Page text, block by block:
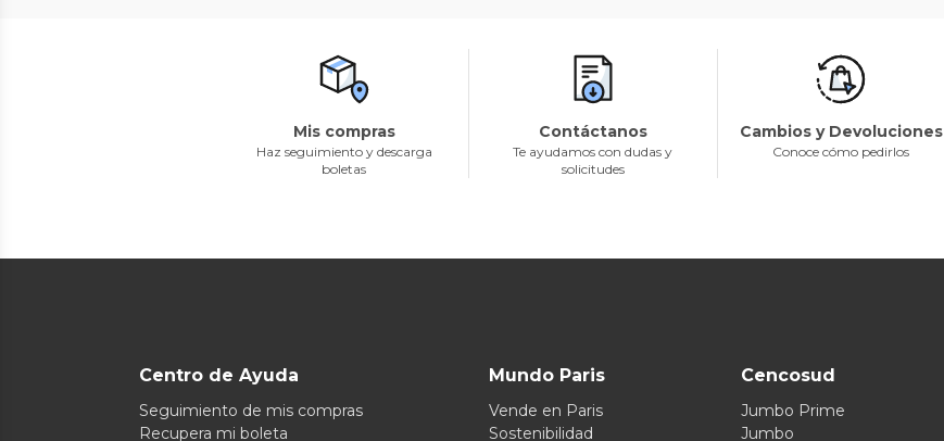
Mis compras
Haz seguimiento y descarga
boletas
Contáctanos
Te ayudamos con dudas y
solicitudes
Cambios y Devoluciones
Conoce cómo pedirlos
Centro de Ayuda
Seguimiento de mis compras
Recupera mi boleta
Mundo Paris
Vende en Paris
Sostenibilidad
Cencosud
Jumbo Prime
Jumbo